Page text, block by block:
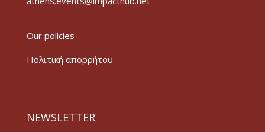
Our policies
Πολιτική απορρήτου
NEWSLETTER